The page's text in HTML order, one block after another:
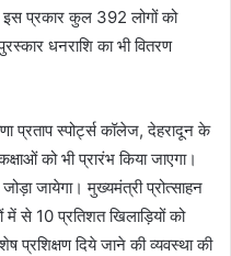
इस प्रकार कुल 392 लोगों को
धनराशि का भी वितरण
प्रताप स्पोर्ट्स कॉलेज, देहरादून के
को भी प्रारंभ किया जाएगा।
जायेगा। मुख्यमंत्री प्रोत्साहन
से 10 प्रतिशत खिलाड़ियों को
दिये जाने की व्यवस्था की